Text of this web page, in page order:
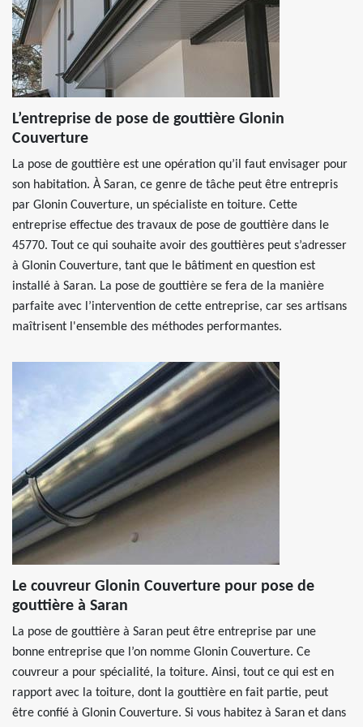
L’entreprise de pose de gouttière Glonin
Couverture
La pose de gouttière est une opération qu’il faut envisager pour
son habitation. À Saran, ce genre de tâche peut être entrepris
par Glonin Couverture, un spécialiste en toiture. Cette
entreprise effectue des travaux de pose de gouttière dans le
45770. Tout ce qui souhaite avoir des gouttières peut s’adresser
à Glonin Couverture, tant que le bâtiment en question est
installé à Saran. La pose de gouttière se fera de la manière
parfaite avec l’intervention de cette entreprise, car ses artisans
maîtrisent l'ensemble des méthodes performantes.
Le couvreur Glonin Couverture pour pose de
gouttière à Saran
La pose de gouttière à Saran peut être entreprise par une
bonne entreprise que l’on nomme Glonin Couverture. Ce
couvreur a pour spécialité, la toiture. Ainsi, tout ce qui est en
rapport avec la toiture, dont la gouttière en fait partie, peut
être confié à Glonin Couverture. Si vous habitez à Saran et dans